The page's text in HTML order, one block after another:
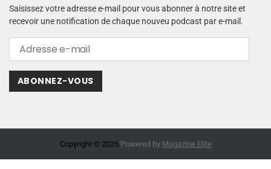
u
d
o
Saisissez votre adresse e-mail pour vous abonner à notre site et
recevoir une notification de chaque nouveu podcast par e-mail.
ABONNEZ-VOUS
Copyright © 2026.Powered by Magazine Elite